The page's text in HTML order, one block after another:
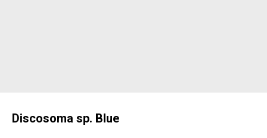
Discosoma sp. Blue